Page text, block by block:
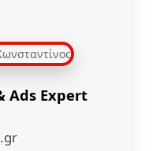
Ads Expert